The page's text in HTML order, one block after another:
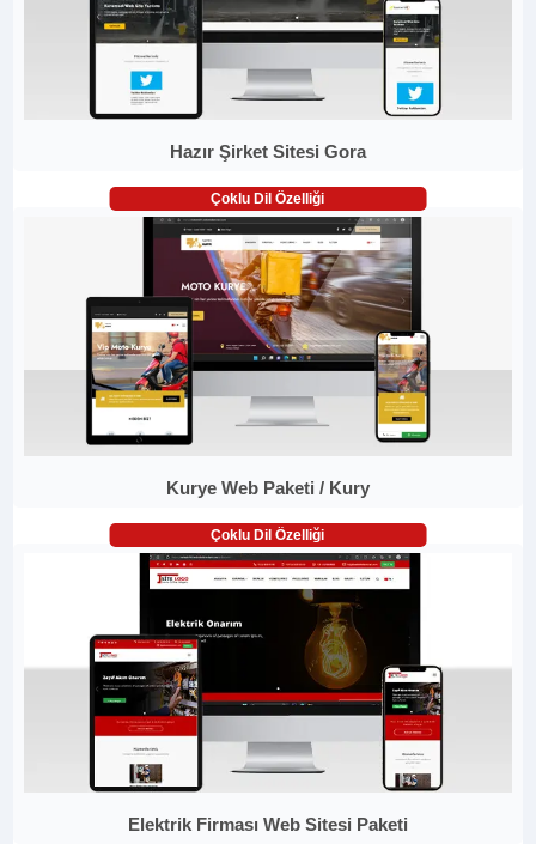
Hazır Şirket Sitesi Gora
Çoklu Dil Özelliği
Kurye Web Paketi / Kury
Çoklu Dil Özelliği
Elektrik Firması Web Sitesi Paketi